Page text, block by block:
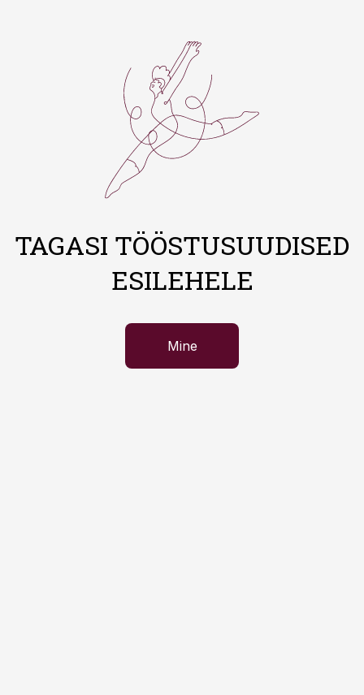
TAGASI TÖÖSTUSUUDISED
ESILEHELE
Mine